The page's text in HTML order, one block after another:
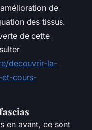
de
des tissus.
de cette
decouvrir-la-
et-cours-
en avant, ce sont